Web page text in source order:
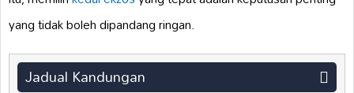
yang tidak boleh dipandang ringan.
Jadual Kandungan